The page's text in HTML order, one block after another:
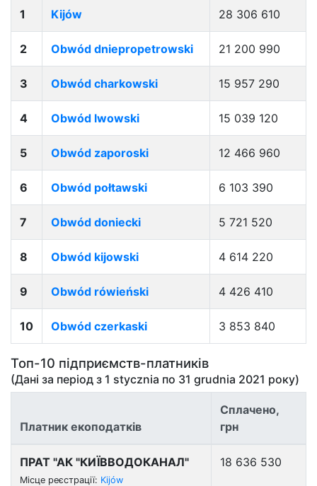
1 Kijów 28 306 610
2 Obwód dniepropetrowski 21 200 990
3 Obwód charkowski 15 957 290
4 Obwód lwowski 15 039 120
5 Obwód zaporoski 12 466 960
6 Obwód połtawski 6 103 390
7 Obwód doniecki 5 721 520
8 Obwód kijowski 4 614 220
9 Obwód rówieński 4 426 410
10 Obwód czerkaski 3 853 840
Топ-10 підприємств-платників
(Дані за період з 1 stycznia по 31 grudnia 2021 року)
Платник екоподатків
Сплачено,
грн
ПРАТ "АК "КИЇВВОДОКАНАЛ"
Місце реєстрації: Kijów
18 636 530